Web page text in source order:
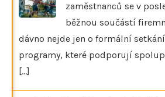
zaměstnanců se v
běžnou součástí
dávno nejde jen o formální
programy, které podporují
[...]